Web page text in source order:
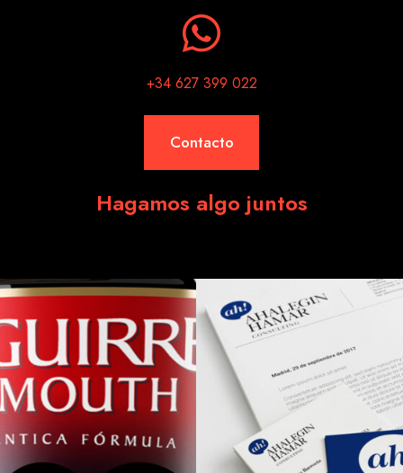
Hagamos algo juntos
Contacto
+34 627 399 022